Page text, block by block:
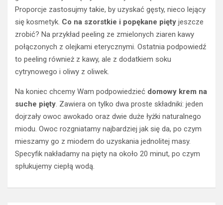
Proporcje zastosujmy takie, by uzyskać gęsty, nieco lejący
się kosmetyk. Co na szorstkie i popękane pięty jeszcze
zrobić? Na przykład peeling ze zmielonych ziaren kawy
połączonych z olejkami eterycznymi. Ostatnia podpowiedź
to peeling również z kawy, ale z dodatkiem soku
cytrynowego i oliwy z oliwek.
Na koniec chcemy Wam podpowiedzieć domowy krem na
suche pięty. Zawiera on tylko dwa proste składniki: jeden
dojrzały owoc awokado oraz dwie duże łyżki naturalnego
miodu. Owoc rozgniatamy najbardziej jak się da, po czym
mieszamy go z miodem do uzyskania jednolitej masy.
Specyfik nakładamy na pięty na około 20 minut, po czym
spłukujemy ciepłą wodą.